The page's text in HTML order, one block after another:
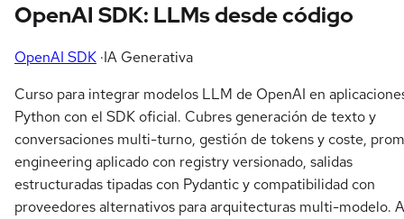
OpenAI SDK: LLMs desde código
OpenAI SDK ·IA Generativa
Curso para integrar modelos LLM de OpenAI en
Python con el SDK oficial. Cubres generación de texto y
conversaciones multi-turno, gestión de tokens y coste,
engineering aplicado con registry versionado, salidas
estructuradas tipadas con Pydantic y compatibilidad con
proveedores alternativos para arquitecturas multi-modelo.